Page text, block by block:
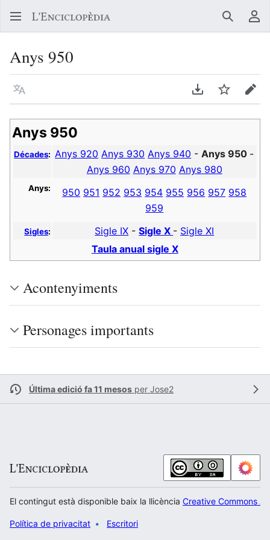
Buscar
Anys 950
Llegir en un atre idioma Descarregar en
Vigilar
Anys 950
Décades: Anys 920 Anys 930 Anys 940 -Anys 950 -
Anys 960 Anys 970 Anys 980
Anys: 950 951 952 953 954 955 956 957 958
959
Sigles: Sigle IX -Sigle X - Sigle XI
Taula anual sigle X
Acontenyiments
Personages importants
Última edició fa 11 mesos per Jose2
El contingut està disponible baix la llicència Creative Commons
Política de privacitat Escritori